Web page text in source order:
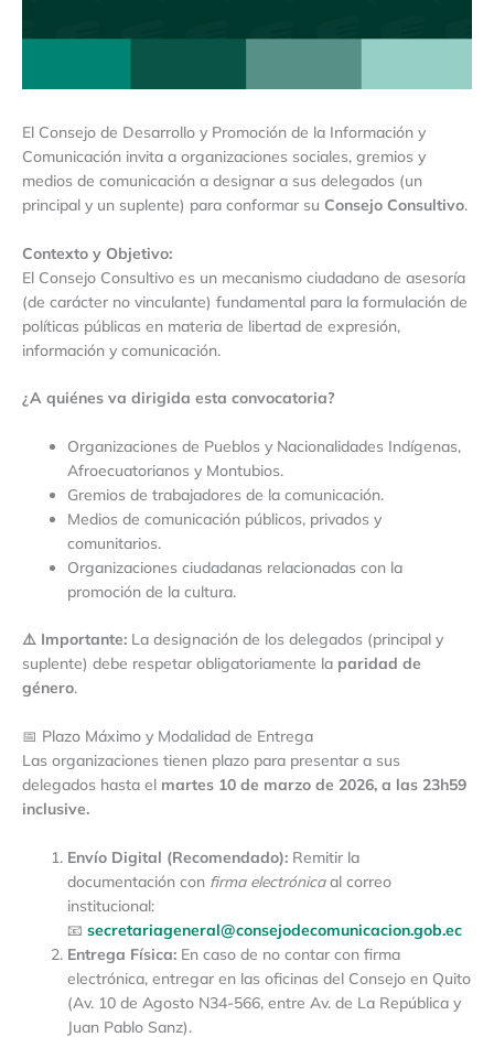
El Consejo de Desarrollo y Promoción de la Información y
Comunicación invita a organizaciones sociales, gremios y
medios de comunicación a designar a sus delegados (un
principal y un suplente) para conformar su Consejo Consultivo.
Contexto y Objetivo:
El Consejo Consultivo es un mecanismo ciudadano de asesoría
(de carácter no vinculante) fundamental para la formulación de
políticas públicas en materia de libertad de expresión,
información y comunicación.
¿A quiénes va dirigida esta convocatoria?
Organizaciones de Pueblos y Nacionalidades Indígenas,
Afroecuatorianos y Montubios.
Gremios de trabajadores de la comunicación.
Medios de comunicación públicos, privados y
comunitarios.
Organizaciones ciudadanas relacionadas con la
promoción de la cultura.
⚠️ Importante: La designación de los delegados (principal y
suplente) debe respetar obligatoriamente la paridad de
género.
📅 Plazo Máximo y Modalidad de Entrega
Las organizaciones tienen plazo para presentar a sus
delegados hasta el martes 10 de marzo de 2026, a las 23h59
inclusive.
Envío Digital (Recomendado): Remitir la
documentación con firma electrónicaal correo
institucional:
📧secretariageneral@consejodecomunicacion.gob.ec
Entrega Física: En caso de no contar con firma
electrónica, entregar en las oficinas del Consejo en Quito
(Av. 10 de Agosto N34-566, entre Av. de La República y
Juan Pablo Sanz).